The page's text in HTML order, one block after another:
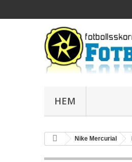
HEM
Nike Mercurial